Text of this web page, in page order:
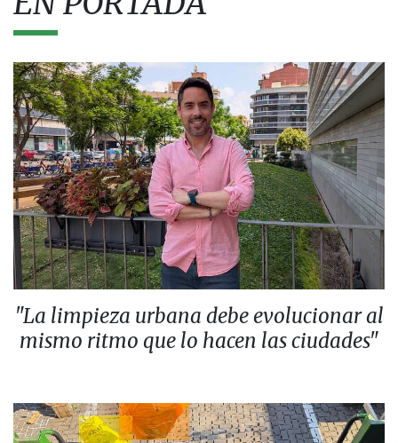
"La limpieza urbana debe evolucionar al
mismo ritmo que lo hacen las ciudades"